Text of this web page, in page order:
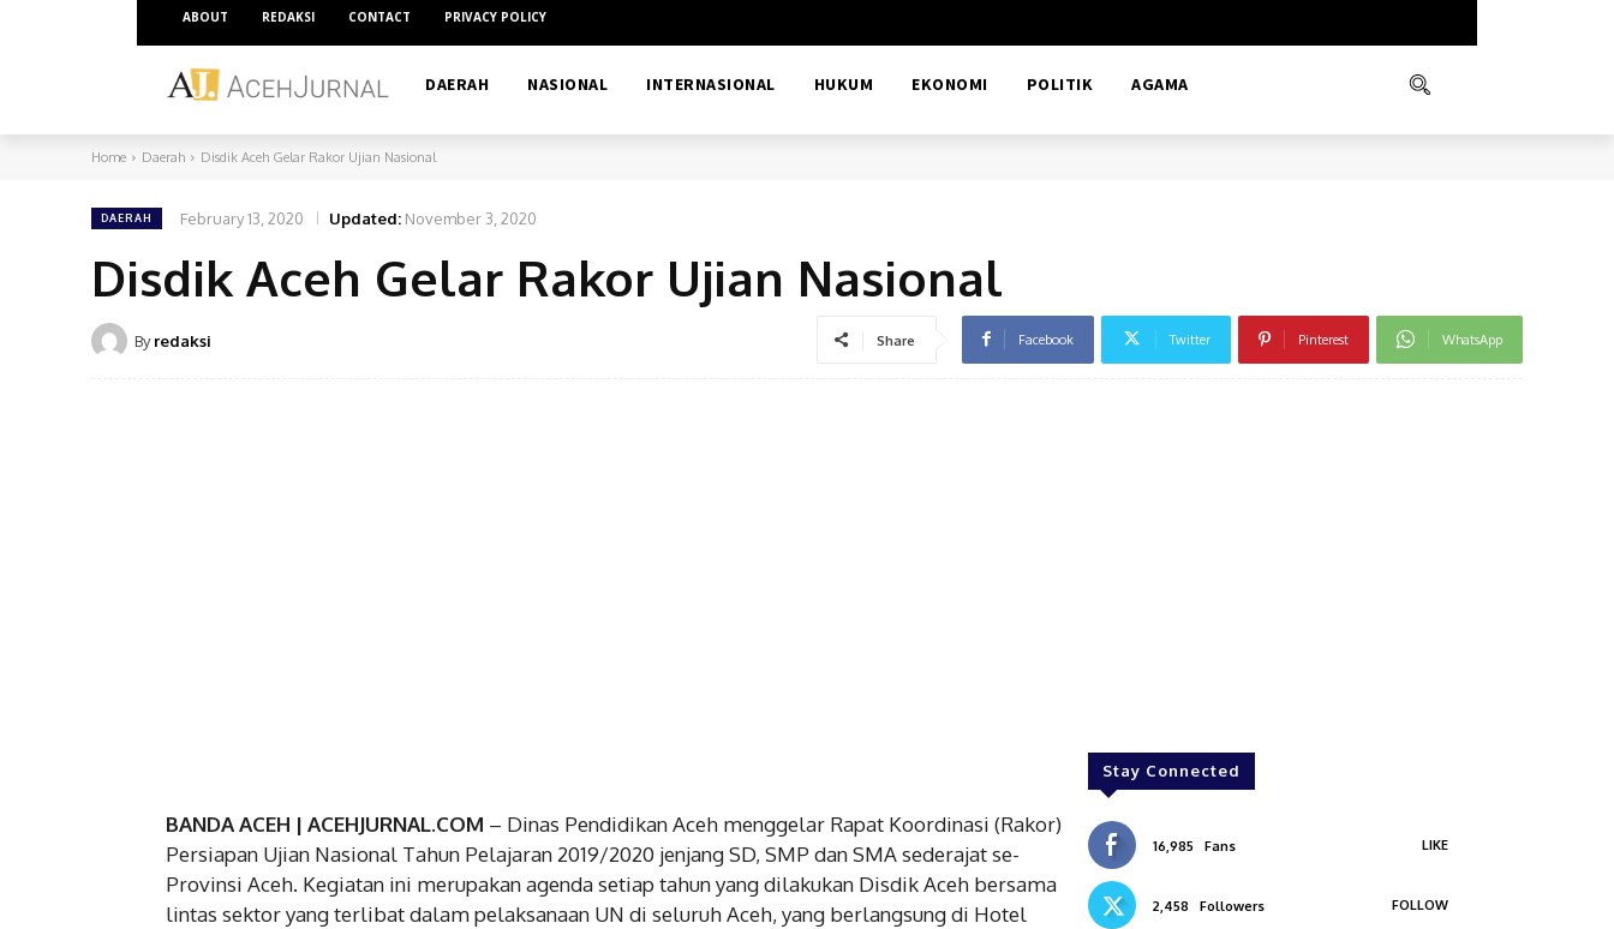
ABOUT REDAKSI CONTACT PRIVACY POLICY
DAERAH NASIONAL INTERNASIONAL HUKUM EKONOMI POLITIK AGAMA
Home Daerah Disdik Aceh Gelar Rakor Ujian Nasional
DAERAH February 13, 2020 Updated: November 3, 2020
Disdik Aceh Gelar Rakor Ujian Nasional
By redaksi Share Facebook Twitter Pinterest WhatsApp
BANDA ACEH | ACEHJURNAL.COM – Dinas Pendidikan Aceh menggelar Rapat Koordinasi (Rakor)
Persiapan Ujian Nasional Tahun Pelajaran 2019/2020 jenjang SD, SMP dan SMA sederajat se-
Provinsi Aceh. Kegiatan ini merupakan agenda setiap tahun yang dilakukan Disdik Aceh bersama
lintas sektor yang terlibat dalam pelaksanaan UN di seluruh Aceh, yang berlangsung di Hotel
Stay Connected
16,985 Fans LIKE
2,458 Followers FOLLOW